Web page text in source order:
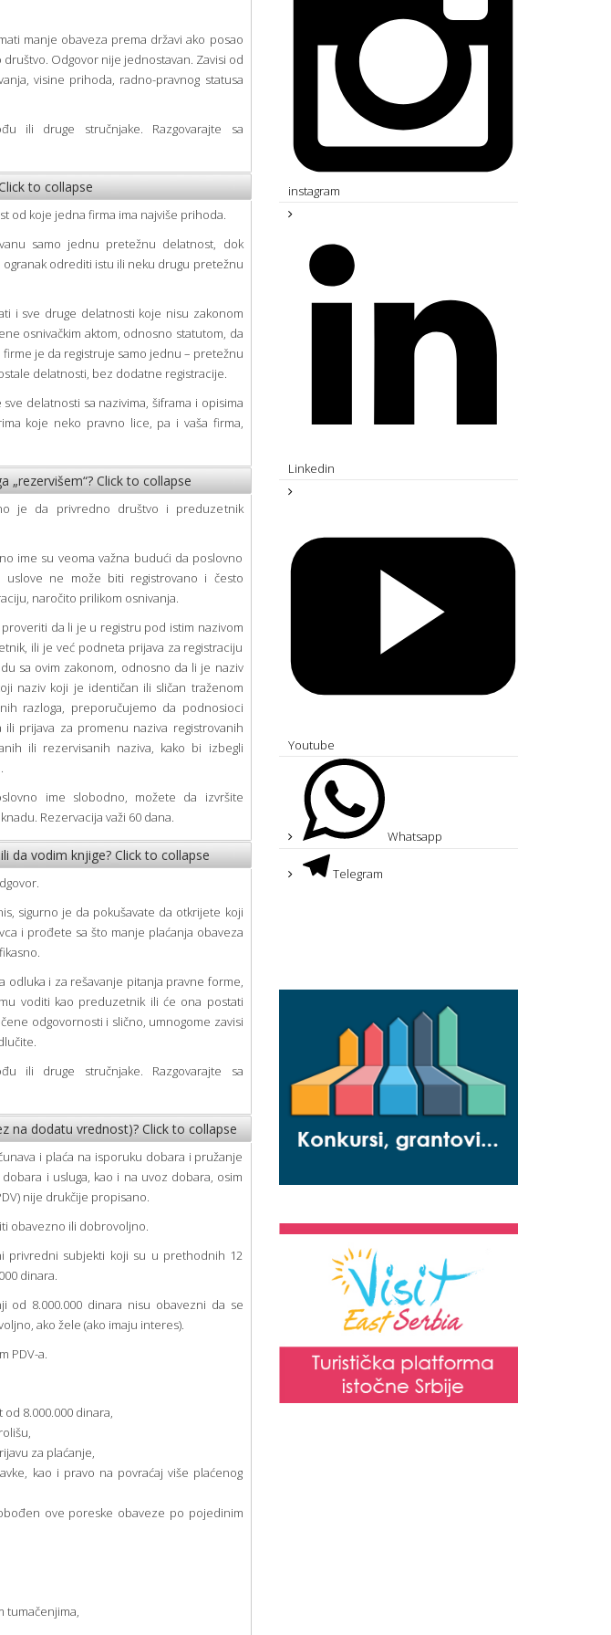
manje obaveza prema državi ako posao
Odgovor nije jednostavan. Zavisi od
visine prihoda, radno-pravnog statusa
ili druge stručnjake. Razgovarajte sa
to collapse
od koje jedna firma ima najviše prihoda.
samo jednu pretežnu delatnost, dok
odrediti istu ili neku drugu pretežnu
i sve druge delatnosti koje nisu zakonom
osnivačkim aktom, odnosno statutom, da
je da registruje samo jednu – pretežnu
delatnosti, bez dodatne registracije.
delatnosti sa nazivima, šiframa i opisima
koje neko pravno lice, pa i vaša firma,
„rezervišem“? Click to collapse
je da privredno društvo i preduzetnik
ime su veoma važna budući da poslovno
ne može biti registrovano i često
naročito prilikom osnivanja.
da li je u registru pod istim nazivom
ili je već podneta prijava za registraciju
sa ovim zakonom, odnosno da li je naziv
naziv koji je identičan ili sličan traženom
razloga, preporučujemo da podnosioci
prijava za promenu naziva registrovanih
ili rezervisanih naziva, kako bi izbegli
ime slobodno, možete da izvršite
Rezervacija važi 60 dana.
da vodim knjige? Click to collapse
sigurno je da pokušavate da otkrijete koji
i prođete sa što manje plaćanja obaveza
odluka i za rešavanje pitanja pravne forme,
voditi kao preduzetnik ili će ona postati
odgovornosti i slično, umnogome zavisi
ili druge stručnjake. Razgovarajte sa
na dodatu vrednost)? Click to collapse
i plaća na isporuku dobara i pružanje
i usluga, kao i na uvoz dobara, osim
nije drukčije propisano.
obavezno ili dobrovoljno.
privredni subjekti koji su u prethodnih 12
dinara.
od 8.000.000 dinara nisu obavezni da se
ako žele (ako imaju interes).
PDV-a.
8.000.000 dinara,
za plaćanje,
kao i pravo na povraćaj više plaćenog
ove poreske obaveze po pojedinim
tumačenjima,
instagram
Linkedin
Youtube
Whatsapp
Telegram